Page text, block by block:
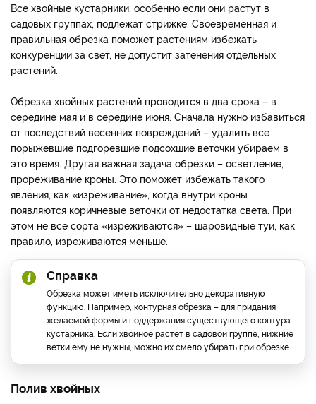
Все хвойные кустарники, особенно если они растут в
садовых группах, подлежат стрижке. Своевременная и
правильная обрезка поможет растениям избежать
конкуренции за свет, не допустит затенения отдельных
растений.
Обрезка хвойных растений проводится в два срока – в
середине мая и в середине июня. Сначала нужно избавиться
от последствий весенних повреждений – удалить все
порыжевшие подгоревшие подсохшие веточки убираем в
это время. Другая важная задача обрезки – осветление,
прореживание кроны. Это поможет избежать такого
явления, как «изреживание», когда внутри кроны
появляются коричневые веточки от недостатка света. При
этом не все сорта «изреживаются» – шаровидные туи, как
правило, изреживаются меньше.
Справка
Обрезка может иметь исключительно декоративную
функцию. Например, контурная обрезка – для придания
желаемой формы и поддержания существующего контура
кустарника. Если хвойное растет в садовой группе, нижние
ветки ему не нужны, можно их смело убирать при обрезке.
Полив хвойных